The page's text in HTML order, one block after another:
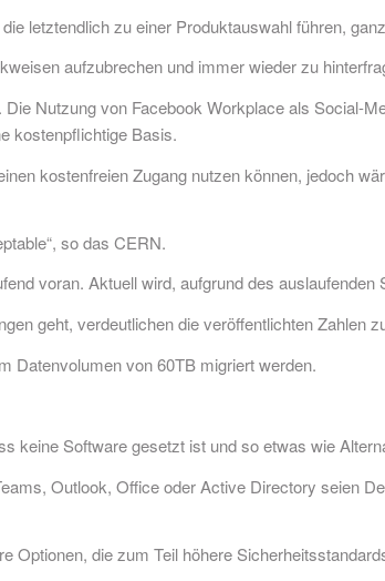
letztendlich zu einer Produktauswahl führen,
aufzubrechen und immer wieder zu
Nutzung von Facebook Workplace als Social-
kostenpflichtige Basis.
kostenfreien Zugang nutzen können, jedoch
so das CERN.
voran. Aktuell wird, aufgrund des
geht, verdeutlichen die veröffentlichten Zahlen
Datenvolumen von 60TB migriert werden.
keine Software gesetzt ist und so etwas wie
Outlook, Office oder Active Directory seien
Optionen, die zum Teil höhere